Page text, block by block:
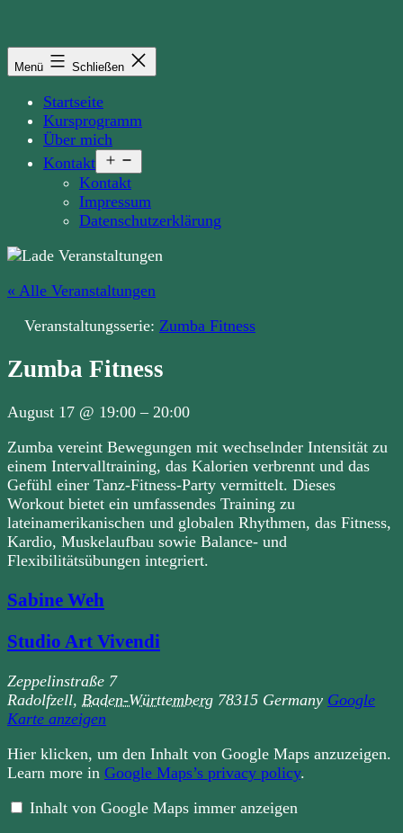
springen
Menü Schließen
Startseite
Kursprogramm
Über mich
Kontakt
öffnen
Kontakt
Impressum
Datenschutzerklärung
« Alle Veranstaltungen
Veranstaltungsserie: Zumba Fitness
Zumba Fitness
August 17 @ 19:00 – 20:00
Zumba vereint Bewegungen mit wechselnder Intensität zu
einem Intervalltraining, das Kalorien verbrennt und das
Gefühl einer Tanz-Fitness-Party vermittelt. Dieses
Workout bietet ein umfassendes Training zu
lateinamerikanischen und globalen Rhythmen, das Fitness,
Kardio, Muskelaufbau sowie Balance- und
Flexibilitätsübungen integriert.
Sabine Weh
Studio Art Vivendi
Zeppelinstraße 7
Radolfzell, Baden-Württemberg 78315 Germany Google
Karte anzeigen
„Iframe
von
Google
der
Hier klicken, um den Inhalt von Google Maps anzuzeigen.
Learn more in Google Maps’s privacy policy.
Inhalt von Google Maps immer anzeigen